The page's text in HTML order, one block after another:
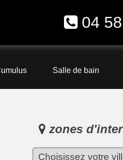
04
Salle de bain
zones